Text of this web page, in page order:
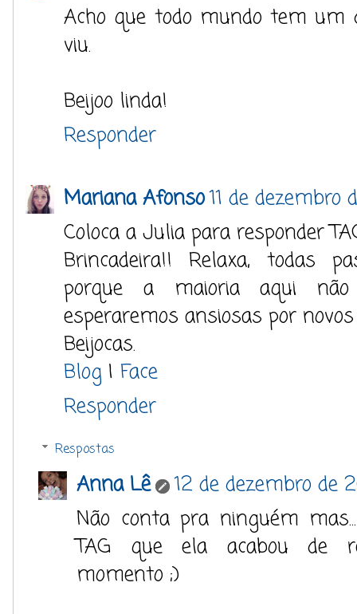
Acho que todo mundo tem um
viu.
Beijoo linda!
Responder
Mariana Afonso11 de dezembro
Coloca a Julia para responder
Brincadeira!! Relaxa, todas
porque a maioria aqui
esperaremos ansiosas por
Beijocas.
Blog | Face
Responder
Respostas
Anna Lê
12 de dezembro de
Não conta pra ninguém
TAG que ela acabou de
momento ;)